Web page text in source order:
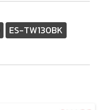
ES-TW130BK